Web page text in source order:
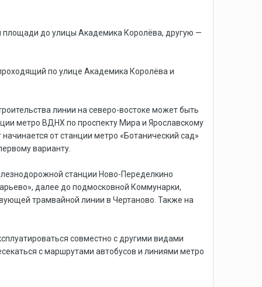
площади до улицы Академика Королёва, другую —
по улице Академика Королёва и
линии на северо-востоке может быть
метро ВДНХ по проспекту Мира и Ярославскому
от станции метро «Ботанический сад»
варианту.
станции Ново-Переделкино
далее до подмосковной Коммунарки,
трамвайной линии в Чертаново. Также на
совместно с другими видами
с маршрутами автобусов и линиями метро